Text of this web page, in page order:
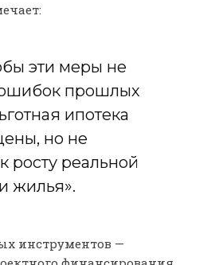
эти меры не
прошлых
ипотека
но не
росту реальной
жилья».
инструментов —